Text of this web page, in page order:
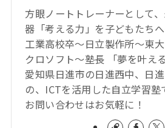
方眼ノートトレーナーとして
器「考える力」を子どもたちへ
工業高校卒～日立製作所～東
クロソフト～塾長 「夢を叶え
愛知県日進市の日進西中、日
の、ICTを活用した自立学習塾
お問い合わせはお気軽に！